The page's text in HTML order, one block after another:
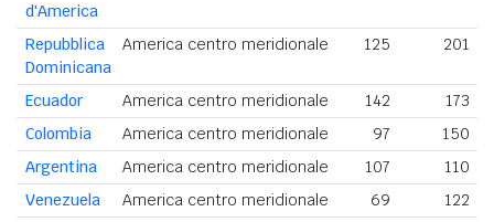
d'America
Repubblica
Dominicana
America centro meridionale 125 201
Ecuador America centro meridionale 142
173
Colombia
America centro meridionale 97
150
Argentina
America centro meridionale 107
110
Venezuela
America centro meridionale 69
122